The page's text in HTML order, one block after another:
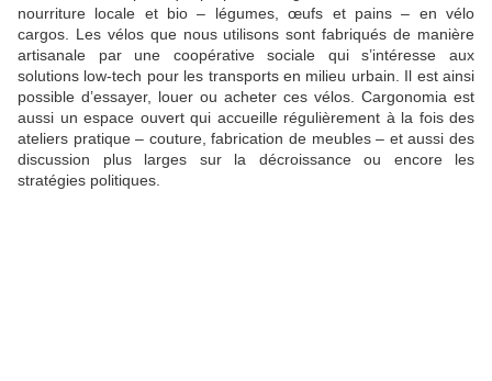
nourriture locale et bio – légumes, œufs et pains – en vélo
cargos. Les vélos que nous utilisons sont fabriqués de manière
artisanale par une coopérative sociale qui s’intéresse aux
solutions low-tech pour les transports en milieu urbain. Il est ainsi
possible d’essayer, louer ou acheter ces vélos. Cargonomia est
aussi un espace ouvert qui accueille régulièrement à la fois des
ateliers pratique – couture, fabrication de meubles – et aussi des
discussion plus larges sur la décroissance ou encore les
stratégies politiques.